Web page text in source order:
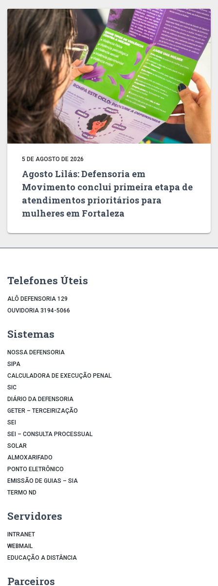
5 DE AGOSTO DE 2026
Agosto Lilás: Defensoria em
Movimento conclui primeira etapa de
atendimentos prioritários para
mulheres em Fortaleza
Telefones Úteis
ALÔ DEFENSORIA 129
OUVIDORIA 3194-5066
Sistemas
NOSSA DEFENSORIA
SIPA
CALCULADORA DE EXECUÇÃO PENAL
SIC
DIÁRIO DA DEFENSORIA
GETER – TERCEIRIZAÇÃO
SEI
SEI – CONSULTA PROCESSUAL
SOLAR
ALMOXARIFADO
PONTO ELETRÔNICO
EMISSÃO DE GUIAS – SIA
TERMO ND
Servidores
INTRANET
WEBMAIL
EDUCAÇÃO A DISTÂNCIA
Parceiros